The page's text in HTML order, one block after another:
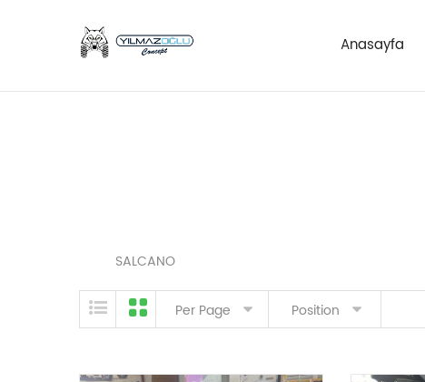
Anasayfa
SALCANO
Per Page Position